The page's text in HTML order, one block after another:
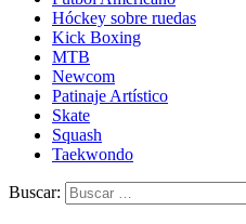
Hóckey sobre ruedas
Kick Boxing
MTB
Newcom
Patinaje Artístico
Skate
Squash
Taekwondo
Buscar: